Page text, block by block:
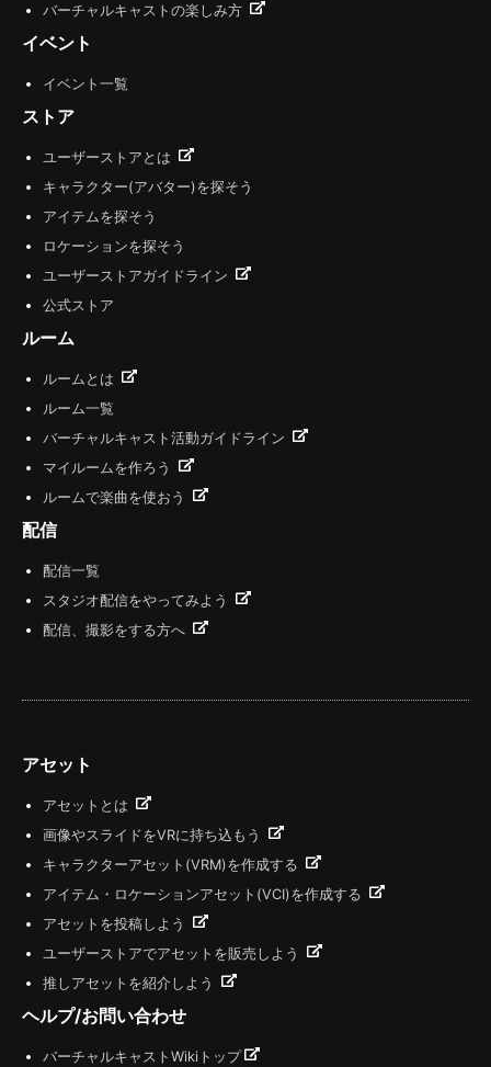
バーチャルキャストの楽しみ方
イベント
イベント一覧
ストア
ユーザーストアとは
キャラクター(アバター)を探そう
アイテムを探そう
ロケーションを探そう
ユーザーストアガイドライン
公式ストア
ルーム
ルームとは
ルーム一覧
バーチャルキャスト活動ガイドライン
マイルームを作ろう
ルームで楽曲を使おう
配信
配信一覧
スタジオ配信をやってみよう
配信、撮影をする方へ
アセット
アセットとは
画像やスライドをVRに持ち込もう
キャラクターアセット(VRM)を作成する
アイテム・ロケーションアセット(VCI)を作成する
アセットを投稿しよう
ユーザーストアでアセットを販売しよう
推しアセットを紹介しよう
ヘルプ/お問い合わせ
バーチャルキャストWikiトップ